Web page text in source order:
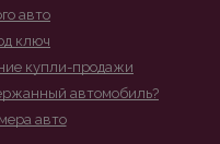
авто
ключ
купли-продажи
автомобиль?
авто